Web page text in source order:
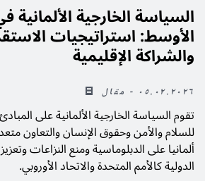
السياسة الخارجية
الأوسط: استراتيجيات
والشراكة الإقليمية
٠٥.٠٢.٢٠٢٦ - مقال
تقوم السياسة الخارجية الألمانية على
للسلام والأمن وحقوق الإنسان والتعاون
ألمانيا على الدبلوماسية ومنع النزاعات
الدولية كالأمم المتحدة والاتحاد الأوروبي.